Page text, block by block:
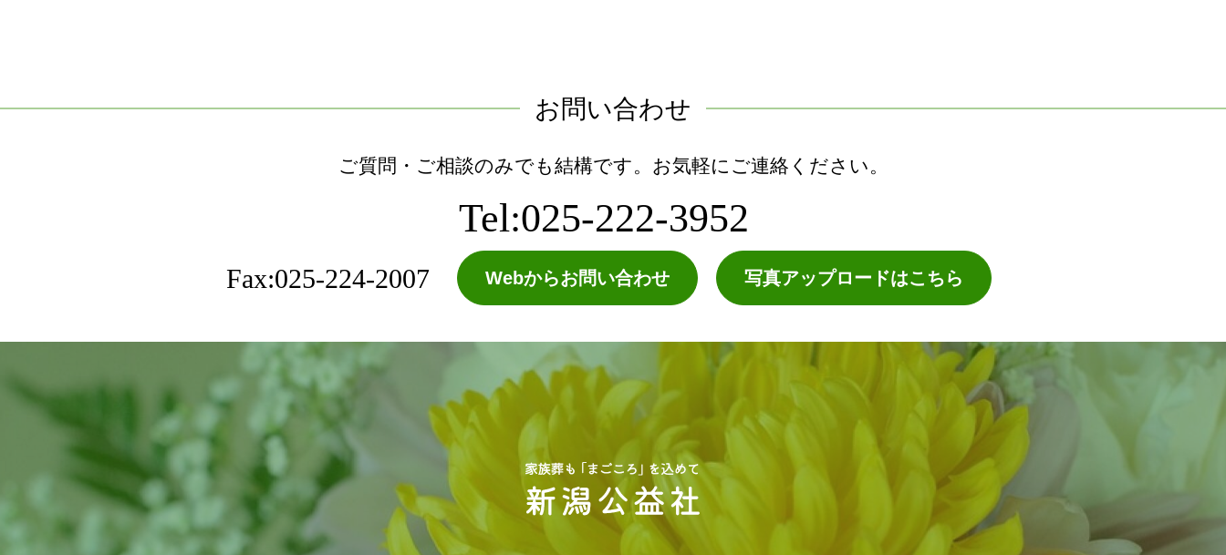
お問い合わせ
ご質問・ご相談のみでも結構です。お気軽にご連絡ください。
Tel:025-222-3952
Fax:025-224-2007 Webからお問い合わせ 写真アップロードはこちら